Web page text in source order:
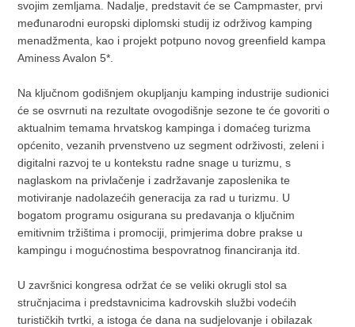
svojim zemljama. Nadalje, predstavit će se Campmaster, prvi
međunarodni europski diplomski studij iz održivog kamping
menadžmenta, kao i projekt potpuno novog greenfield kampa
Aminess Avalon 5*.
Na ključnom godišnjem okupljanju kamping industrije sudionici
će se osvrnuti na rezultate ovogodišnje sezone te će govoriti o
aktualnim temama hrvatskog kampinga i domaćeg turizma
općenito, vezanih prvenstveno uz segment održivosti, zeleni i
digitalni razvoj te u kontekstu radne snage u turizmu, s
naglaskom na privlačenje i zadržavanje zaposlenika te
motiviranje nadolazećih generacija za rad u turizmu. U
bogatom programu osigurana su predavanja o ključnim
emitivnim tržištima i promociji, primjerima dobre prakse u
kampingu i mogućnostima bespovratnog financiranja itd.
U završnici kongresa održat će se veliki okrugli stol sa
stručnjacima i predstavnicima kadrovskih službi vodećih
turističkih tvrtki, a istoga će dana na sudjelovanje i obilazak